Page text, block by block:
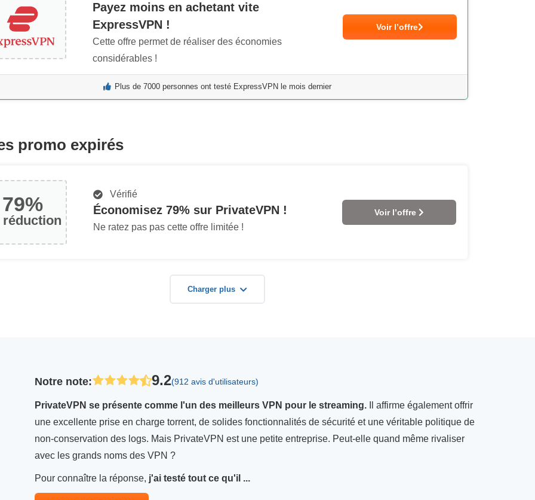
Payez moins en achetant vite
ExpressVPN !
Cette offre permet de réaliser des économies
considérables !
Voir l’offre
Plus de 7000 personnes ont testé ExpressVPN le mois dernier
promo expirés
79%
réduction
Vérifié
Économisez 79% sur PrivateVPN !
Ne ratez pas pas cette offre limitée !
Voir l’offre
Charger plus
Notre note: 9.2(912 avis d'utilisateurs)
PrivateVPN se présente comme l'un des meilleurs VPN pour le streaming.
Il affirme également offrir
une excellente prise en charge torrent, de solides fonctionnalités de sécurité et une véritable politique de
non-conservation des logs. Mais PrivateVPN est une petite entreprise. Peut-elle quand même rivaliser
avec les grands noms des VPN ?
Pour connaître la réponse, j'ai testé tout ce qu'il ...